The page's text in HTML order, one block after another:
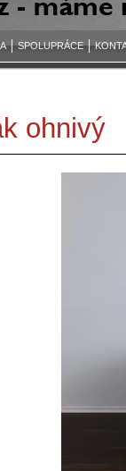
ohnivý
SPOLUPRÁCE